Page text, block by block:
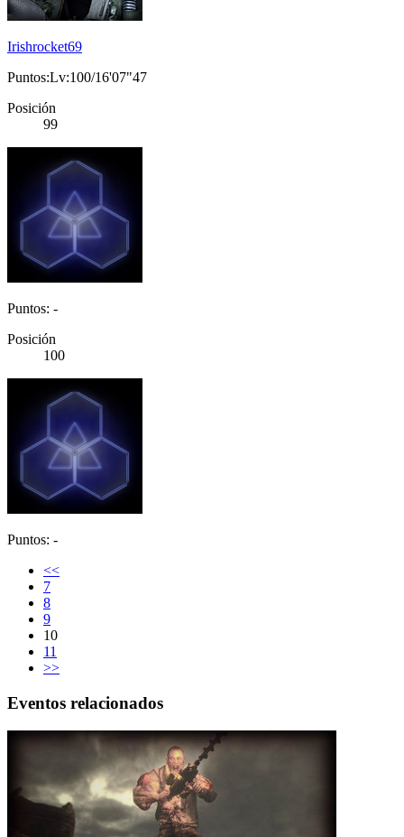
Irishrocket69
Puntos:Lv:100/16'07"47
Posición
99
Puntos: -
Posición
100
Puntos: -
<<
7
8
9
10
11
>>
Eventos relacionados